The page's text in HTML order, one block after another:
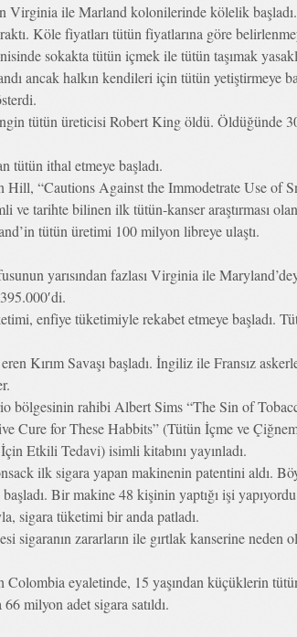
Virginia ile Marland kolonilerinde kölelik başladı.
Köle fiyatları tütün fiyatlarına göre
sokakta tütün içmek ile tütün taşımak
ancak halkın kendileri için tütün yetiştirmeye
tütün üreticisi Robert King öldü. Öldüğünde
tütün ithal etmeye başladı.
“Cautions Against the Immodetrate Use of
ve tarihte bilinen ilk tütün-kanser araştırması
tütün üretimi 100 milyon libreye ulaştı.
yarısından fazlası Virginia ile
enfiye tüketimiyle rekabet etmeye başladı.
Kırım Savaşı başladı. İngiliz ile Fransız
bölgesinin rahibi Albert Sims “The Sin of
Cure for These Habbits” (Tütün İçme ve
Etkili Tedavi) isimli kitabını yayınladı.
ilk sigara yapan makinenin patentini aldı.
Bir makine 48 kişinin yaptığı işi
sigara tüketimi bir anda patladı.
sigaranın zararların ile gırtlak kanserine neden
Colombia eyaletinde, 15 yaşından küçüklerin
milyon adet sigara satıldı.